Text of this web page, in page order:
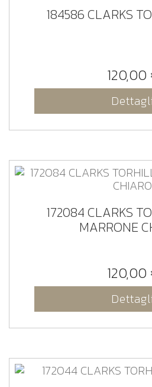
184586 CLARKS
120,00
Dettagli
172084 CLARKS
MARRONE
120,00
Dettagli